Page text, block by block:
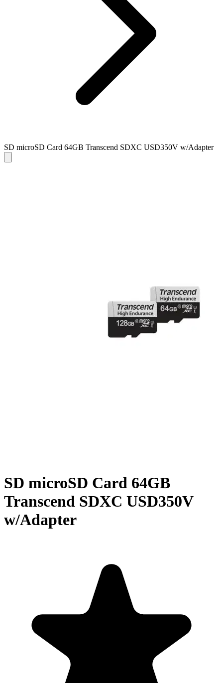
SD microSD Card 64GB Transcend SDXC USD350V w/Adapter
SD microSD Card 64GB
Transcend SDXC USD350V
w/Adapter